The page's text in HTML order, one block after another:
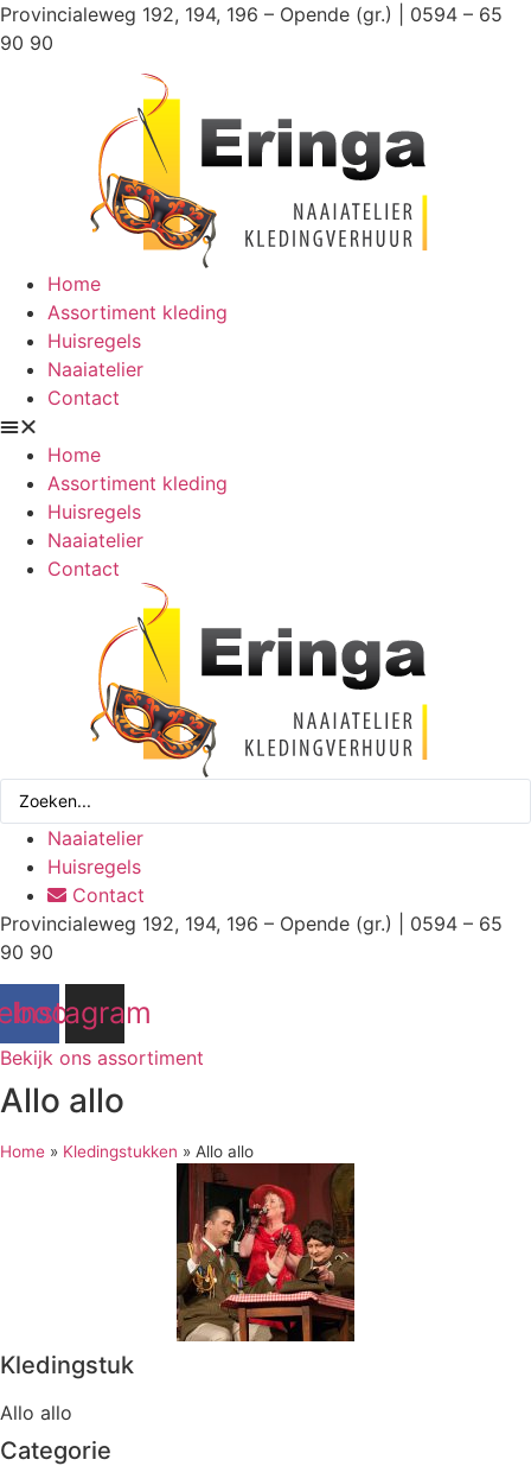
Ga
naar
Provincialeweg 192, 194, 196 – Opende (gr.) | 0594 – 65
90 90
Home
Assortiment kleding
Huisregels
Naaiatelier
Contact
Home
Assortiment kleding
Huisregels
Naaiatelier
Contact
Search
Naaiatelier
Huisregels
Contact
Provincialeweg 192, 194, 196 – Opende (gr.) | 0594 – 65
90 90
Instagram
Bekijk ons assortiment
Allo allo
Home » Kledingstukken » Allo allo
Kledingstuk
Allo allo
Categorie